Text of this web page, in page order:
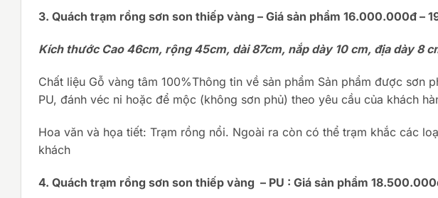
3. Quách trạm rồng sơn son thiếp vàng – Giá sản phẩm 16.000.000đ –
Kích thước Cao 46cm, rộng 45cm, dài 87cm, nắp dày 10 cm, địa dày 8
Chất liệu Gỗ vàng tâm 100%Thông tin về sản phẩm Sản phẩm được sơn
PU, đánh véc ni hoặc để mộc (không sơn phủ) theo yêu cầu của khách
Hoa văn và họa tiết: Trạm rồng nổi. Ngoài ra còn có thể trạm khắc các
khách
4. Quách trạm rồng sơn son thiếp vàng – PU : Giá sản phẩm